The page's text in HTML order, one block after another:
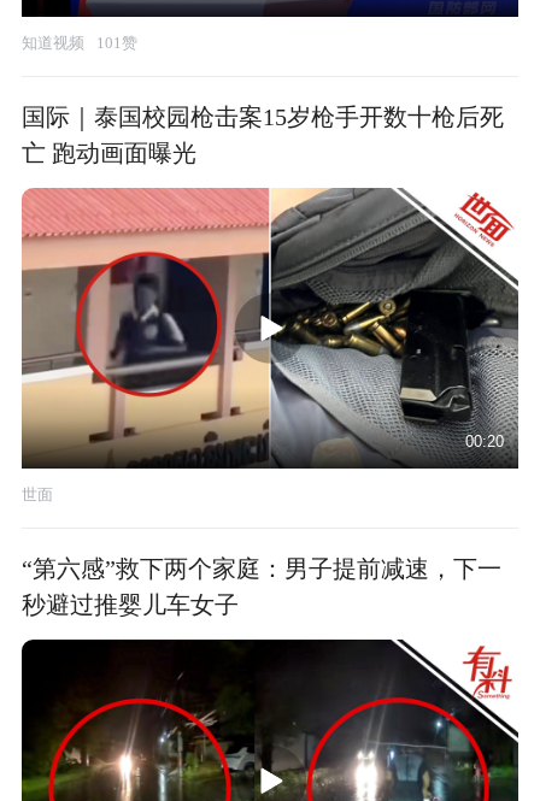
知道视频 101赞
国际｜泰国校园枪击案15岁枪手开数十枪后死
亡 跑动画面曝光
00:20
世面
“第六感”救下两个家庭：男子提前减速，下一
秒避过推婴儿车女子